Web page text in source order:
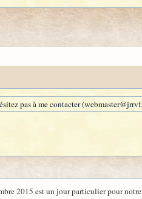
pas à me contacter
2015 est un jour particulier pour